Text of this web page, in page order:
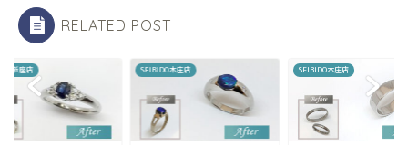
RELATED POST
新座店 SEIBIDO本庄店 SEIBIDO本庄店